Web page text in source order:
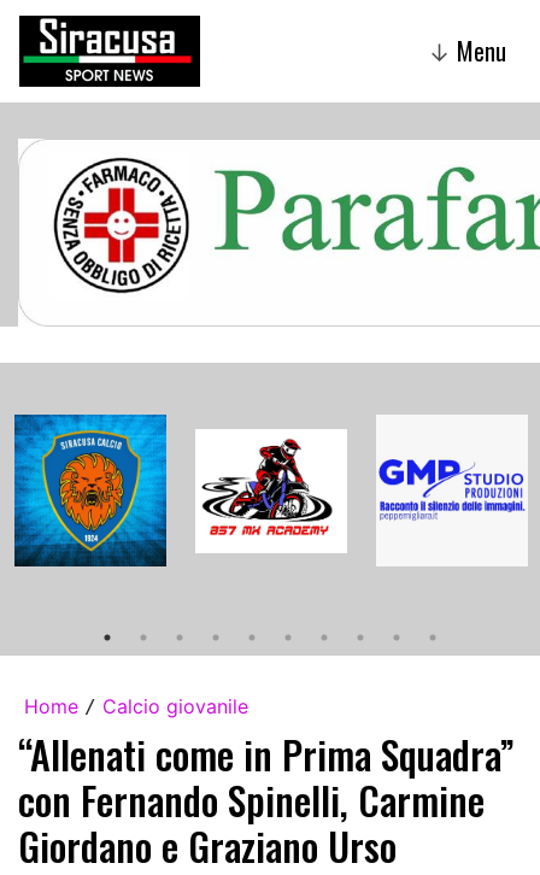
↓ Menu
Home / Calcio giovanile
“Allenati come in Prima Squadra”
con Fernando Spinelli, Carmine
Giordano e Graziano Urso